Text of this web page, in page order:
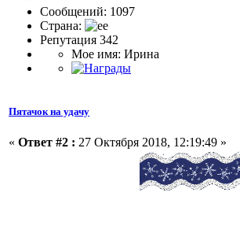
Сообщений: 1097
Страна:
Репутация 342
Мое имя: Ирина
Пятачок на удачу
« Ответ #2 : 27 Октября 2018, 12:19:49 »